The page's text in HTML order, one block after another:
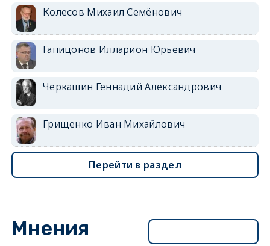
Колесов Михаил Семёнович
Гапицонов Илларион Юрьевич
Черкашин Геннадий Александрович
Грищенко Иван Михайлович
Перейти в раздел
Мнения